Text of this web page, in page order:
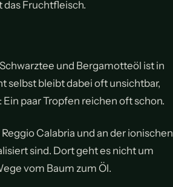
das Fruchtfleisch.
und Bergamotteöl ist in
selbst bleibt dabei oft unsichtbar,
paar Tropfen reichen oft schon.
Calabria und an der ionischen
sind. Dort geht es nicht um
vom Baum zum Öl.